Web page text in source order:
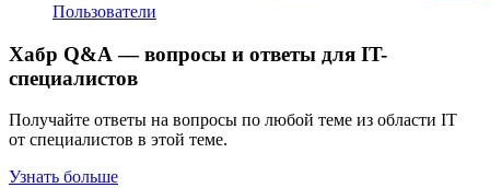
Пользователи
Хабр Q&A — вопросы и ответы для IT-
специалистов
Получайте ответы на вопросы по любой теме из области IT
от специалистов в этой теме.
Узнать больше